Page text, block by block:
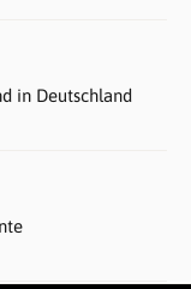
in Deutschland